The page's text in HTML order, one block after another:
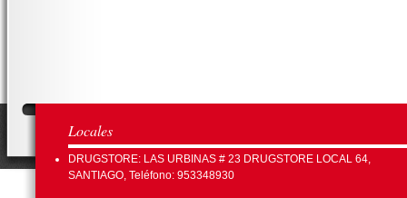
Locales
DRUGSTORE: LAS URBINAS # 23 DRUGSTORE LOCAL 64,
SANTIAGO, Teléfono: 953348930